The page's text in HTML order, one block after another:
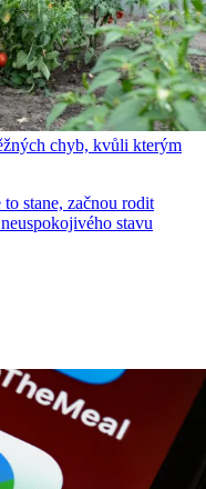
chyb, kvůli kterým
stane, začnou rodit
stavu